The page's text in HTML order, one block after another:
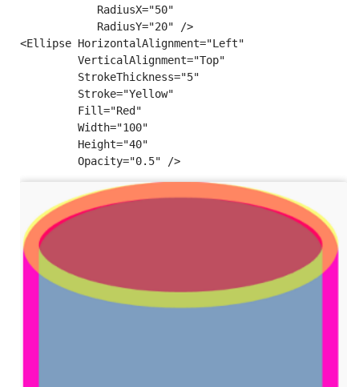
            RadiusX="50"
            RadiusY="20" />
<Ellipse HorizontalAlignment="Left"
         VerticalAlignment="Top"
         StrokeThickness="5"
         Stroke="Yellow"
         Fill="Red"
         Width="100"
         Height="40"